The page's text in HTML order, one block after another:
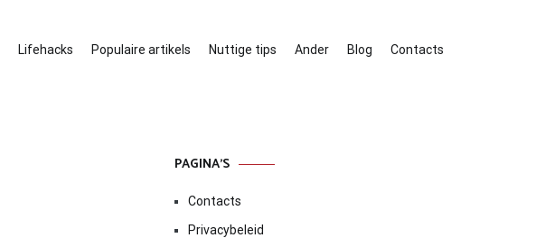
Lifehacks Populaire artikels Nuttige tips Ander Blog Contacts
PAGINA’S
Contacts
Privacybeleid